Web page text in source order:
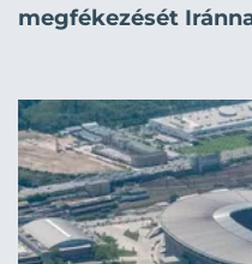
megfékezését